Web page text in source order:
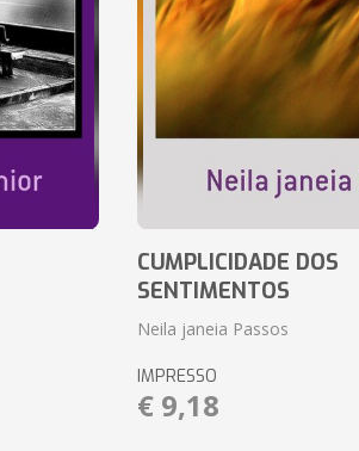
CUMPLICIDADE DOS
SENTIMENTOS
Neila janeia Passos
IMPRESSO
€ 9,18